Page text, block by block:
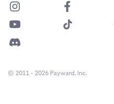
© 2011 - 2026 Payward, Inc.